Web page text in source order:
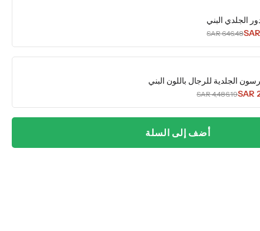
الجلدي البني
SAR 646.48
الجلدية للرجال باللون البني
SAR
SAR 4,486.19
أضف إلى السلة